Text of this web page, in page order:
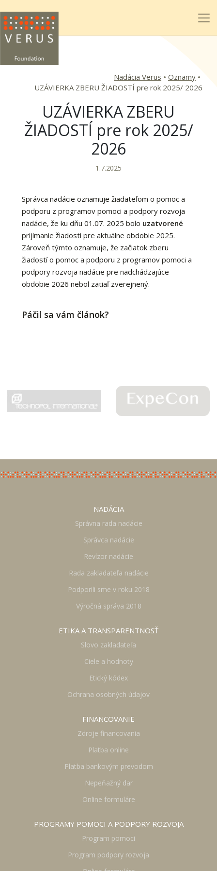
Nadácia Verus
Oznamy
UZÁVIERKA ZBERU ŽIADOSTÍ pre rok 2025/ 2026
UZÁVIERKA ZBERU
ŽIADOSTÍ pre rok 2025/
2026
1.7.2025
Správca nadácie oznamuje žiadateľom o pomoc a
podporu z programov pomoci a podpory rozvoja
nadácie, že ku dňu 01.07. 2025 bolo uzatvorené
prijímanie žiadosti pre aktuálne obdobie 2025.
Zároveň týmto oznamuje, že začiatok zberu
žiadostí o pomoc a podporu z programov pomoci a
podpory rozvoja nadácie pre nadchádzajúce
obdobie 2026 nebol zatiaľ zverejnený.
Páčil sa vám článok?
NADÁCIA
Správna rada nadácie
Správca nadácie
Revízor nadácie
Rada zakladateľa nadácie
Podporili sme v roku 2018
Výročná správa 2018
ETIKA A TRANSPARENTNOSŤ
Slovo zakladateľa
Ciele a hodnoty
Etický kódex
Ochrana osobných údajov
FINANCOVANIE
Zdroje financovania
Platba online
Platba bankovým prevodom
Nepeňažný dar
Online formuláre
PROGRAMY POMOCI A PODPORY ROZVOJA
Program pomoci
Program podpory rozvoja